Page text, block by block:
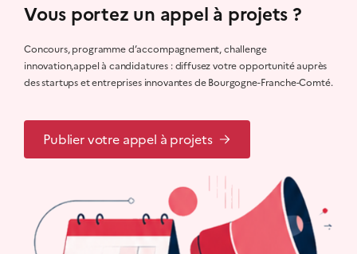
Vous portez un appel à projets ?
Concours, programme d’accompagnement, challenge
innovation,appel à candidatures : diffusez votre opportunité auprès
des startups et entreprises innovantes de Bourgogne-Franche-Comté.
Publier votre appel à projets